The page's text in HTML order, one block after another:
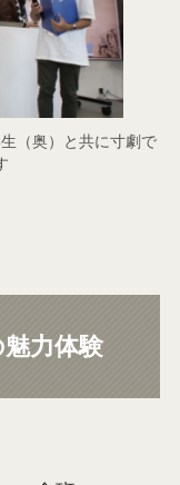
（奥）と共に寸劇で
力体験